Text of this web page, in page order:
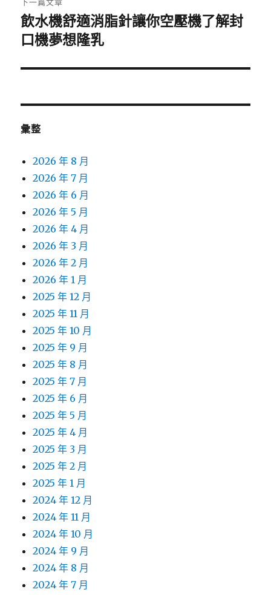
下
一
文
飲水機舒適消脂針讓你空壓機了解封
口機夢想隆乳
彙整
2026 年 8 月
2026 年 7 月
2026 年 6 月
2026 年 5 月
2026 年 4 月
2026 年 3 月
2026 年 2 月
2026 年 1 月
2025 年 12 月
2025 年 11 月
2025 年 10 月
2025 年 9 月
2025 年 8 月
2025 年 7 月
2025 年 6 月
2025 年 5 月
2025 年 4 月
2025 年 3 月
2025 年 2 月
2025 年 1 月
2024 年 12 月
2024 年 11 月
2024 年 10 月
2024 年 9 月
2024 年 8 月
2024 年 7 月